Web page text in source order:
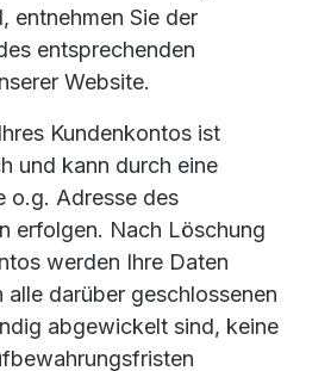
entnehmen Sie der
entsprechenden
Website.
Kundenkontos ist
und kann durch eine
o.g. Adresse des
erfolgen. Nach Löschung
werden Ihre Daten
darüber geschlossenen
abgewickelt sind, keine